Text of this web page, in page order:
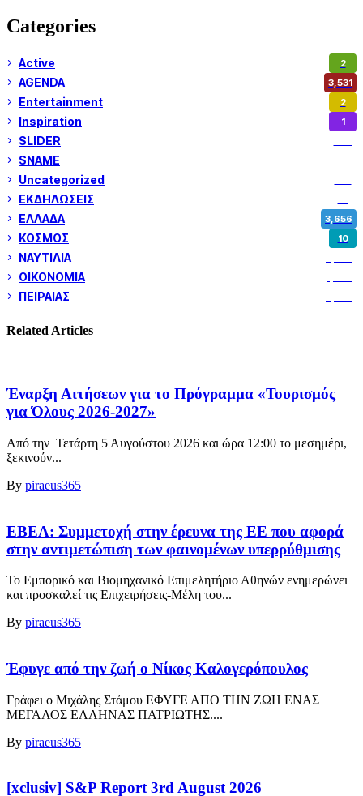
Categories
Active 2
AGENDA 3,531
Entertainment 2
Inspiration 1
SLIDER
SNAME
Uncategorized
ΕΚΔΗΛΩΣΕΙΣ
ΕΛΛΑΔΑ 3,656
ΚΟΣΜΟΣ 10
ΝΑΥΤΙΛΙΑ
ΟΙΚΟΝΟΜΙΑ
ΠΕΙΡΑΙΑΣ
Related Articles
Έναρξη Αιτήσεων για το Πρόγραμμα «Τουρισμός
για Όλους 2026-2027»
Από την Τετάρτη 5 Αυγούστου 2026 και ώρα 12:00 το μεσημέρι,
ξεκινούν...
By piraeus365
ΕΒΕΑ: Συμμετοχή στην έρευνα της ΕΕ που αφορά
στην αντιμετώπιση των φαινομένων υπερρύθμισης
Το Εμπορικό και Βιομηχανικό Επιμελητήριο Αθηνών ενημερώνει
και προσκαλεί τις Επιχειρήσεις-Μέλη του...
By piraeus365
Έφυγε από την ζωή ο Νίκος Καλογερόπουλος
Γράφει ο Μιχάλης Στάμου ΕΦΥΓΕ ΑΠΟ ΤΗΝ ΖΩΗ ΕΝΑΣ
ΜΕΓΑΛΟΣ ΕΛΛΗΝΑΣ ΠΑΤΡΙΩΤΗΣ....
By piraeus365
[xclusiv] S&P Report 3rd August 2026